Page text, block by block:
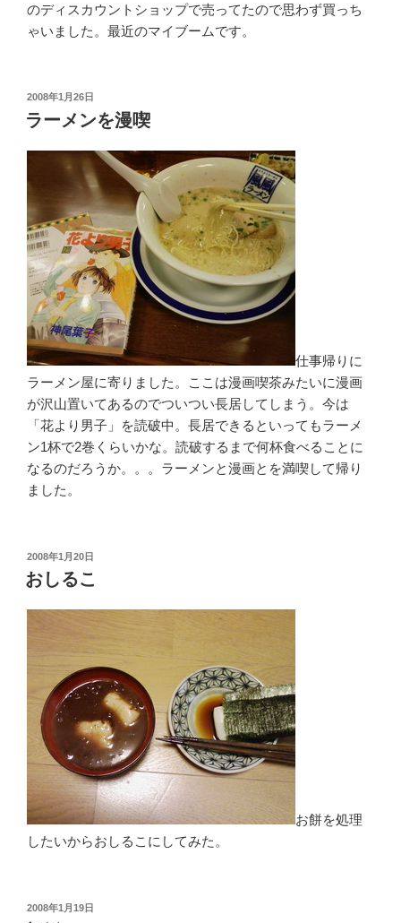
のディスカウントショップで売ってたので思わず買っち
ゃいました。最近のマイブームです。
投
稿
日:
2008年1月26日
ラーメンを漫喫
仕事帰りに
ラーメン屋に寄りました。ここは漫画喫茶みたいに漫画
が沢山置いてあるのでついつい長居してしまう。今は
「花より男子」を読破中。長居できるといってもラーメ
ン1杯で2巻くらいかな。読破するまで何杯食べることに
なるのだろうか。。。ラーメンと漫画とを満喫して帰り
ました。
投
稿
日:
2008年1月20日
おしるこ
お餅を処理
したいからおしるこにしてみた。
投
2008年1月19日